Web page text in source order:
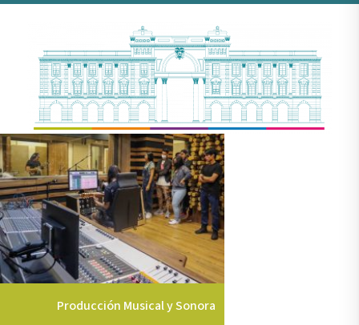
Producción Musical y Sonora